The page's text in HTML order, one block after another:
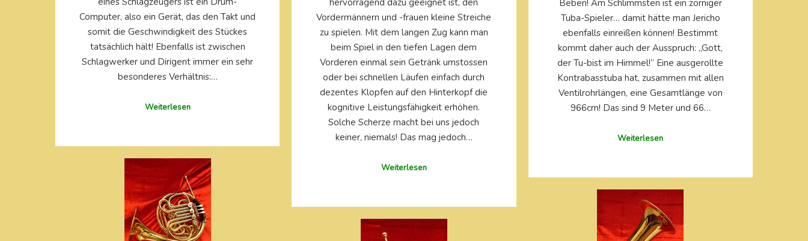
Computer, also ein Gerät, das den Takt und
somit die Geschwindigkeit des Stückes
tatsächlich hält! Ebenfalls ist zwischen
Schlagwerker und Dirigent immer ein sehr
besonderes Verhältnis:…
Weiterlesen
Beben! Am Schlimmsten ist ein zorniger
Tuba-Spieler… damit hätte man Jericho
ebenfalls einreißen können! Bestimmt
kommt daher auch der Ausspruch: „Gott,
der Tu-bist im Himmel!“ Eine ausgerollte
Kontrabasstuba hat, zusammen mit allen
Ventilrohrlängen, eine Gesamtlänge von
966cm! Das sind 9 Meter und 66…
Weiterlesen
Vordermännern und -frauen kleine Streiche
zu spielen. Mit dem langen Zug kann man
beim Spiel in den tiefen Lagen dem
Vorderen einmal sein Getränk umstossen
oder bei schnellen Läufen einfach durch
dezentes Klopfen auf den Hinterkopf die
kognitive Leistungsfähigkeit erhöhen.
Solche Scherze macht bei uns jedoch
keiner, niemals! Das mag jedoch…
Weiterlesen